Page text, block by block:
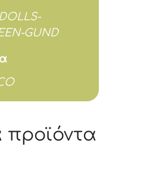
GUND
προϊόντα